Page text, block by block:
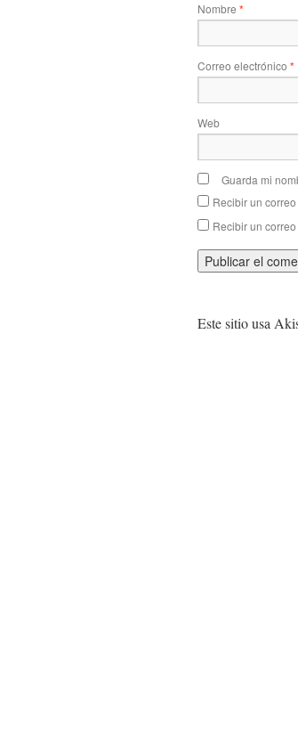
Nombre *
Correo electrónico *
Web
Guarda mi
Recibir un
Recibir un
Este sitio usa